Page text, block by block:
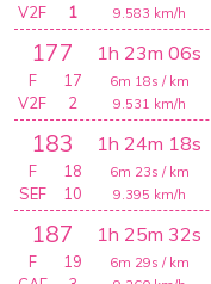
9.583 km/h
V2F
1
177 1h 23m 06s
6m 18s / km
9.531 km/h
F
17
V2F
2
183 1h 24m 18s
6m 23s / km
9.395 km/h
F
18
SEF
10
187 1h 25m 32s
6m 29s / km
F
19